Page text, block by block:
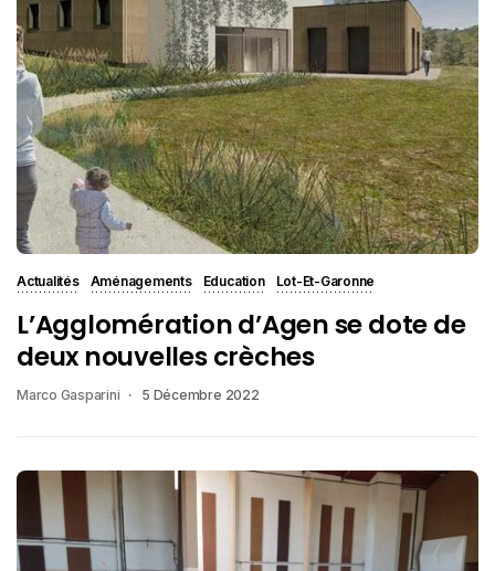
Actualités Aménagements Education Lot-Et-Garonne
L’Agglomération d’Agen se dote de
deux nouvelles crèches
Marco Gasparini 5 Décembre 2022